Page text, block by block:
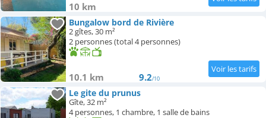
10 km
Bungalow bord de Rivière
2 gîtes, 30 m²
2 personnes (total 4 personnes)
10.1 km 9.2/10
Le gite du prunus
Gîte, 32 m²
4 personnes, 1 chambre, 1 salle de bains